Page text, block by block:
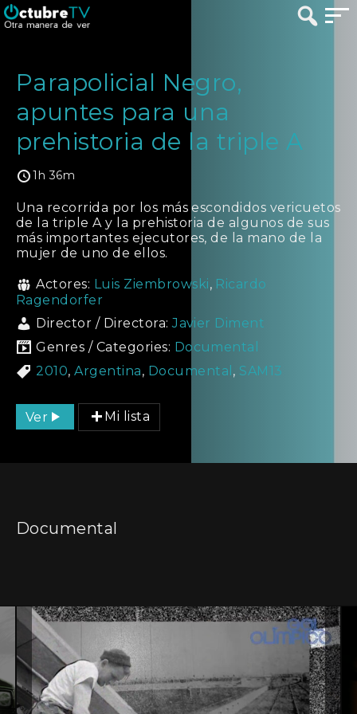
Parapolicial Negro,
apuntes para una
prehistoria de la triple A
1h 36m
Una recorrida por los más escondidos vericuetos
de la triple A y la prehistoria de algunos de sus
más importantes ejecutores, de la mano de la
mujer de uno de ellos.
Actores: Luis Ziembrowski, Ricardo
Ragendorfer
Director / Directora:Javier Diment
Genres / Categories: Documental
2010,Argentina, Documental , SAM13
Ver Mi lista
Documental